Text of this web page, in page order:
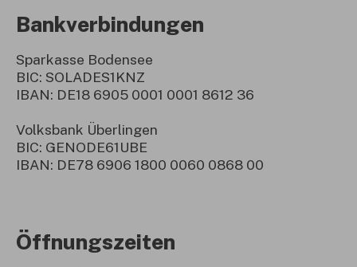
Bankverbindungen
Sparkasse Bodensee
BIC: SOLADES1KNZ
IBAN: DE18 6905 0001 0001 8612 36
Volksbank Überlingen
BIC: GENODE61UBE
IBAN: DE78 6906 1800 0060 0868 00
Öffnungszeiten